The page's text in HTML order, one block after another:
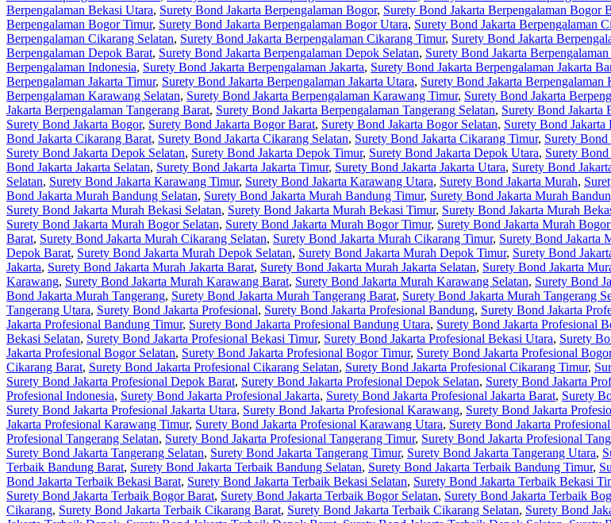
Berpengalaman Bekasi Utara, Surety Bond Jakarta Berpengalaman Bogor, Surety Bond Jakarta Berpengalaman Bogor
Berpengalaman Bogor Timur, Surety Bond Jakarta Berpengalaman Bogor Utara, Surety Bond Jakarta Berpengalaman
Berpengalaman Cikarang Selatan, Surety Bond Jakarta Berpengalaman Cikarang Timur, Surety Bond Jakarta
Berpengalaman Depok Barat, Surety Bond Jakarta Berpengalaman Depok Selatan, Surety Bond Jakarta
Berpengalaman Indonesia, Surety Bond Jakarta Berpengalaman Jakarta, Surety Bond Jakarta Berpengalaman Jakarta
Berpengalaman Jakarta Timur, Surety Bond Jakarta Berpengalaman Jakarta Utara, Surety Bond Jakarta Berpengalaman
Berpengalaman Karawang Selatan, Surety Bond Jakarta Berpengalaman Karawang Timur, Surety Bond Jakarta
Jakarta Berpengalaman Tangerang Barat, Surety Bond Jakarta Berpengalaman Tangerang Selatan, Surety Bond Jakarta
Surety Bond Jakarta Bogor, Surety Bond Jakarta Bogor Barat, Surety Bond Jakarta Bogor Selatan, Surety Bond Jakarta
Bond Jakarta Cikarang Barat, Surety Bond Jakarta Cikarang Selatan, Surety Bond Jakarta Cikarang Timur, Surety Bond
Surety Bond Jakarta Depok Selatan, Surety Bond Jakarta Depok Timur, Surety Bond Jakarta Depok Utara, Surety Bond
Bond Jakarta Jakarta Selatan, Surety Bond Jakarta Jakarta Timur, Surety Bond Jakarta Jakarta Utara, Surety Bond
Selatan, Surety Bond Jakarta Karawang Timur, Surety Bond Jakarta Karawang Utara, Surety Bond Jakarta Murah,
Bond Jakarta Murah Bandung Selatan, Surety Bond Jakarta Murah Bandung Timur, Surety Bond Jakarta Murah
Surety Bond Jakarta Murah Bekasi Selatan, Surety Bond Jakarta Murah Bekasi Timur, Surety Bond Jakarta Murah
Surety Bond Jakarta Murah Bogor Selatan, Surety Bond Jakarta Murah Bogor Timur, Surety Bond Jakarta Murah
Barat, Surety Bond Jakarta Murah Cikarang Selatan, Surety Bond Jakarta Murah Cikarang Timur, Surety Bond Jakarta
Depok Barat, Surety Bond Jakarta Murah Depok Selatan, Surety Bond Jakarta Murah Depok Timur, Surety Bond
Jakarta, Surety Bond Jakarta Murah Jakarta Barat, Surety Bond Jakarta Murah Jakarta Selatan, Surety Bond Jakarta
Karawang, Surety Bond Jakarta Murah Karawang Barat, Surety Bond Jakarta Murah Karawang Selatan, Surety Bond
Bond Jakarta Murah Tangerang, Surety Bond Jakarta Murah Tangerang Barat, Surety Bond Jakarta Murah Tangerang
Tangerang Utara, Surety Bond Jakarta Profesional, Surety Bond Jakarta Profesional Bandung, Surety Bond Jakarta
Jakarta Profesional Bandung Timur, Surety Bond Jakarta Profesional Bandung Utara, Surety Bond Jakarta Profesional
Bekasi Selatan, Surety Bond Jakarta Profesional Bekasi Timur, Surety Bond Jakarta Profesional Bekasi Utara, Surety
Jakarta Profesional Bogor Selatan, Surety Bond Jakarta Profesional Bogor Timur, Surety Bond Jakarta Profesional
Cikarang Barat, Surety Bond Jakarta Profesional Cikarang Selatan, Surety Bond Jakarta Profesional Cikarang Timur,
Surety Bond Jakarta Profesional Depok Barat, Surety Bond Jakarta Profesional Depok Selatan, Surety Bond Jakarta
Profesional Indonesia, Surety Bond Jakarta Profesional Jakarta, Surety Bond Jakarta Profesional Jakarta Barat, Surety
Surety Bond Jakarta Profesional Jakarta Utara, Surety Bond Jakarta Profesional Karawang, Surety Bond Jakarta
Jakarta Profesional Karawang Timur, Surety Bond Jakarta Profesional Karawang Utara, Surety Bond Jakarta
Profesional Tangerang Selatan, Surety Bond Jakarta Profesional Tangerang Timur, Surety Bond Jakarta Profesional
Surety Bond Jakarta Tangerang Selatan, Surety Bond Jakarta Tangerang Timur, Surety Bond Jakarta Tangerang Utara,
Terbaik Bandung Barat, Surety Bond Jakarta Terbaik Bandung Selatan, Surety Bond Jakarta Terbaik Bandung Timur,
Bond Jakarta Terbaik Bekasi Barat, Surety Bond Jakarta Terbaik Bekasi Selatan, Surety Bond Jakarta Terbaik Bekasi
Surety Bond Jakarta Terbaik Bogor Barat, Surety Bond Jakarta Terbaik Bogor Selatan, Surety Bond Jakarta Terbaik
Cikarang, Surety Bond Jakarta Terbaik Cikarang Barat, Surety Bond Jakarta Terbaik Cikarang Selatan, Surety Bond